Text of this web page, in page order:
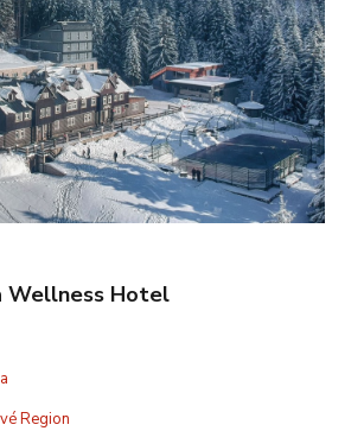
Wellness Hotel
Region